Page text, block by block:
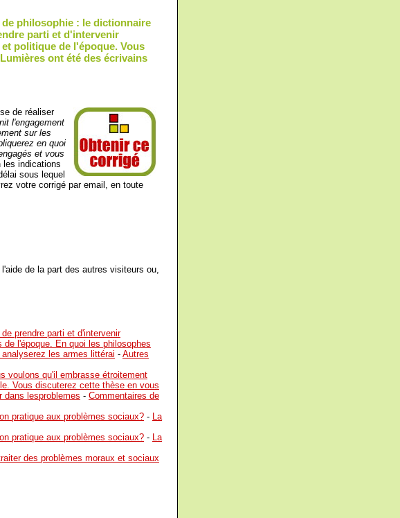
philosophie : le dictionnaire
parti et d'intervenir
politique de l'époque. Vous
ont été des écrivains
de réaliser
l'engagement
sur les
en quoi
et vous
les indications
sous lequel
votre corrigé par email, en toute
de la part des autres visiteurs ou,
prendre parti et d'intervenir
l'époque. En quoi les philosophes
les armes littérai - Autres
voulons qu'il embrasse étroitement
Vous discuterez cette thèse en vous
dans lesproblemes - Commentaires de
pratique aux problèmes sociaux? - La
pratique aux problèmes sociaux? - La
des problèmes moraux et sociaux